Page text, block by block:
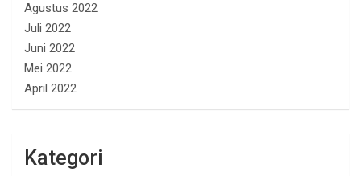
Agustus 2022
Juli 2022
Juni 2022
Mei 2022
April 2022
Kategori